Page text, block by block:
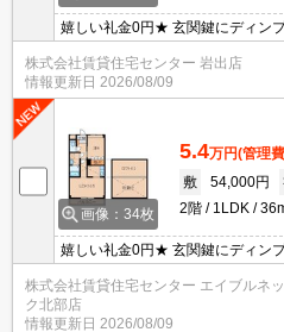
嬉しい礼金0円★ 玄関鍵にディン
は、賃貸住宅センターまで！！
株式会社賃貸住宅センター 岩出店
情報更新日 2026/08/09
画像：34枚
5.4万円(管理
敷
54,000円
2階
1LDK
嬉しい礼金0円★ 玄関鍵にディン
は、賃貸住宅センターまで！！
株式会社賃貸住宅センター エイブルネ
ク北部店
情報更新日 2026/08/09